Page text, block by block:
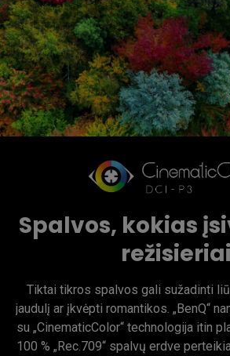
Spalvos, kokias
režisieriai
Tiktai tikros spalvos gali sužadinti
jaudulį ar įkvėpti romantikos. „BenQ“
su „CinematicColor“ technologija itin
100 % „Rec.709“ spalvų erdve